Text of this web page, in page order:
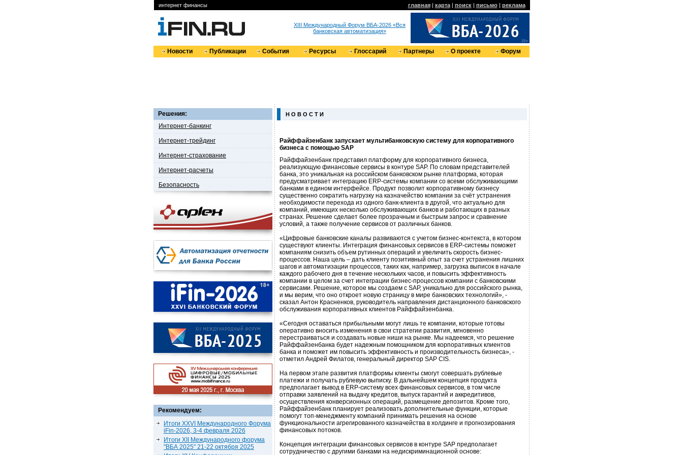
интернет финансы главная| карта| поиск| письмо| реклама
XIII Международный Форум ВБА-2026 «Вся
банковская автоматизация»
Новости Публикации События Ресурсы Глоссарий Партнеры О проекте Форум
Решения:
Интернет-банкинг
Интернет-трейдинг
Интернет-страхование
Интернет-расчеты
Безопасность
Рекомендуем:
Итоги XXVI Международного Форума
iFin-2026, 3-4 февраля 2026
Итоги XII Международного форума
"ВБА 2025" 21-22 октября 2025
Н О В О С Т И
Райффайзенбанк запускает мультибанковскую систему для корпоративного
бизнеса с помощью SAP
Райффайзенбанк представил платформу для корпоративного бизнеса,
реализующую финансовые сервисы в контуре SAP. По словам представителей
банка, это уникальная на российском банковском рынке платформа, которая
предусматривает интеграцию ERP-системы компании со всеми обслуживающими
банками в едином интерфейсе. Продукт позволит корпоративному бизнесу
существенно сократить нагрузку на казначейство компании за счёт устранения
необходимости перехода из одного банк-клиента в другой, что актуально для
компаний, имеющих несколько обслуживающих банков и работающих в разных
странах. Решение сделает более прозрачным и быстрым запрос и сравнение
условий, а также получение сервисов от различных банков.
«Цифровые банковские каналы развиваются с учетом бизнес-контекста, в котором
существуют клиенты. Интеграция финансовых сервисов в ERP-системы поможет
компаниям снизить объем рутинных операций и увеличить скорость бизнес-
процессов. Наша цель – дать клиенту позитивный опыт за счет устранения лишних
шагов и автоматизации процессов, таких как, например, загрузка выписок в начале
каждого рабочего дня в течение нескольких часов, и повысить эффективность
компании в целом за счет интеграции бизнес-процессов компании с банковскими
сервисами. Решение, которое мы создаем с SAP, уникально для российского рынка,
и мы верим, что оно откроет новую страницу в мире банковских технологий», -
сказал Антон Красненков, руководитель направления дистанционного банковского
обслуживания корпоративных клиентов Райффайзенбанка.
«Сегодня оставаться прибыльными могут лишь те компании, которые готовы
оперативно вносить изменения в свои стратегии развития, мгновенно
перестраиваться и создавать новые ниши на рынке. Мы надеемся, что решение
Райффайзенбанка будет надежным помощником для корпоративных клиентов
банка и поможет им повысить эффективность и производительность бизнеса», -
отметил Андрей Филатов, генеральный директор SAP CIS.
На первом этапе развития платформы клиенты смогут совершать рублевые
платежи и получать рублевую выписку. В дальнейшем концепция продукта
предполагает вывод в ERP-систему всех финансовых сервисов, в том числе
отправки заявлений на выдачу кредитов, выпуск гарантий и аккредитивов,
осуществления конверсионных операций, размещение депозитов. Кроме того,
Райффайзенбанк планирует реализовать дополнительные функции, которые
помогут топ-менеджменту компаний принимать решения на основе
функциональности агрегированного казначейства в холдинге и прогнозирования
финансовых потоков.
Концепция интеграции финансовых сервисов в контуре SAP предполагает
сотрудничество с другими банками на недискриминационной основе: